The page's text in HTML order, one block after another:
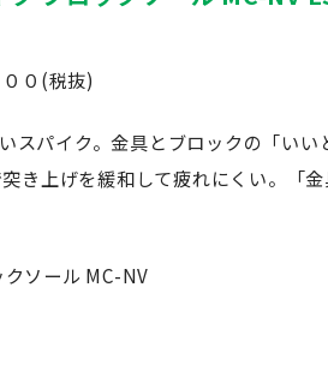
０(税抜)
スパイク。金具とブロックの「い
き上げを緩和して疲れにくい。
ソール MC-NV